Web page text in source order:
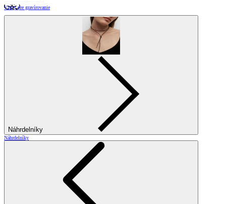
Vzory pre gravírovanie
Náhrdelníky
Náhrdelníky